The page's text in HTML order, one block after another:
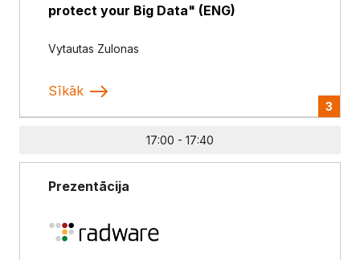
protect your Big Data" (ENG)
Vytautas Zulonas
Sīkāk
3
17:00 - 17:40
Prezentācija